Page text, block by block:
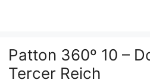
Patton 360º 10 –
Tercer Reich